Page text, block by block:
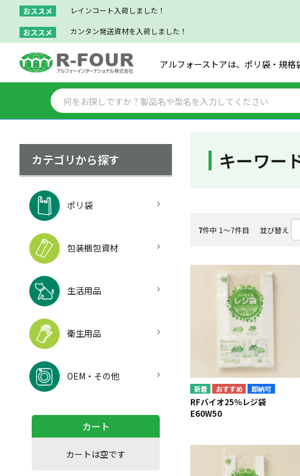
おススメ レインコート入荷しました！
おススメ カンタン発送資材を入荷しました！
アルフォーストアは、ポリ袋・規格
キーワー
7件中 1〜7件目 並び替え
即納可
RFバイオ25％レジ袋
E60W50
カテゴリから探す
ポリ袋
包装梱包資材
生活用品
衛生用品
OEM・その他
カート
カートは空です